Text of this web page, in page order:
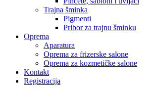
Trajna šminka
Pigmenti
Pribor za trajnu šminku
Oprema
Aparatura
Oprema za frizerske salone
Oprema za kozmetičke salone
Kontakt
Registracija